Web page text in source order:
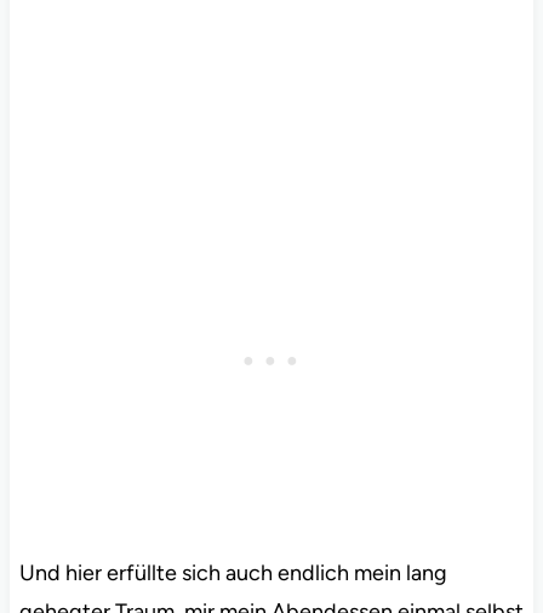
Und hier erfüllte sich auch endlich mein lang